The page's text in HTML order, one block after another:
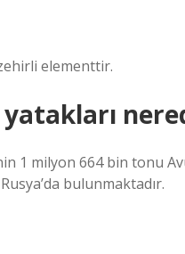
elementtir.
1 milyon 664 bin tonu
bulunmaktadır.